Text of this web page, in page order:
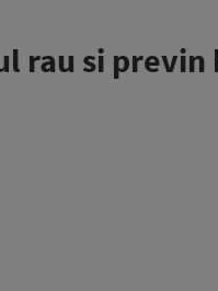
rau si